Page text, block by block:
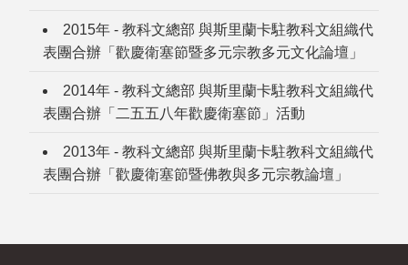
2015年 - 教科文總部 與斯里蘭卡駐教科文組織代
表團合辦「歡慶衛塞節暨多元宗教多元文化論壇」
2014年 - 教科文總部 與斯里蘭卡駐教科文組織代
表團合辦「二五五八年歡慶衛塞節」活動
2013年 - 教科文總部 與斯里蘭卡駐教科文組織代
表團合辦「歡慶衛塞節暨佛教與多元宗教論壇」